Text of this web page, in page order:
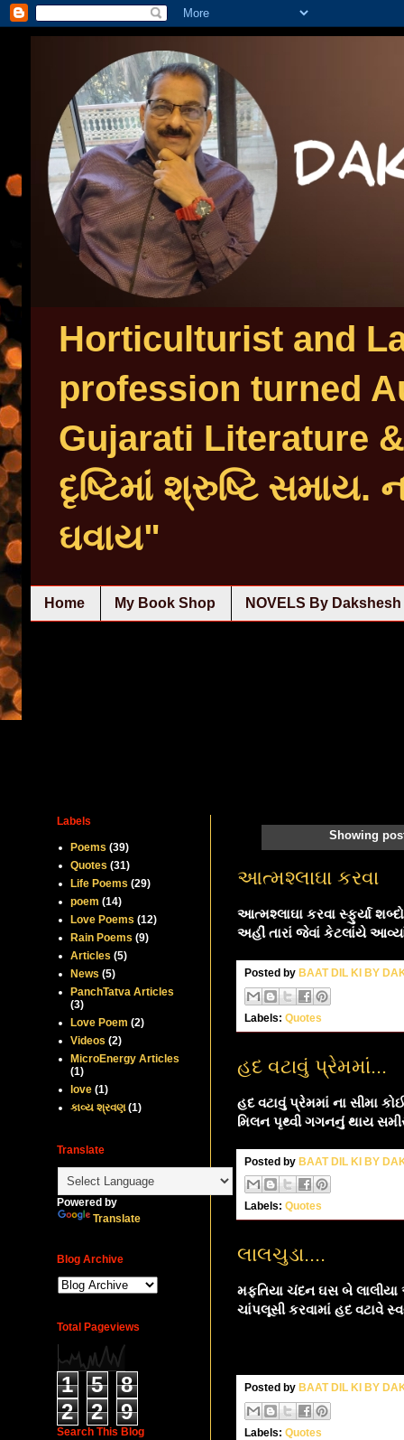
Horticulturist and
profession turned
Gujarati Literature
દૃષ્ટિમાં શ્રુષ્ટિ
ઘવાય"
Home My Book Shop NOVELS By
Showing
આત્મશ્લાઘા કરવા
આત્મશ્લાઘા કરવા સ્ફુર્યા
અહીં તારાં જેવાં કેટલાંયે
Posted by BAAT DIL KI BY
Labels:Quotes
હદ વટાવું પ્રેમમાં...
હદ વટાવું પ્રેમમાં ના સીમા
મિલન પૃથ્વી ગગનનું થાય
Posted byBAAT DIL KI BY
Labels:Quotes
લાલચુડા....
મફતિયા ચંદન ઘસ બે લાલીયા
ચાંપલૂસી કરવામાં હદ વટાવે
Posted by BAAT DIL KI BY
Labels:Quotes
Labels
Poems (39)
Quotes (31)
Life Poems (29)
poem (14)
Love Poems (12)
Rain Poems (9)
Articles (5)
News (5)
PanchTatva Articles
(3)
Love Poem (2)
Videos (2)
MicroEnergy Articles
(1)
love (1)
કાવ્ય શ્રવણ (1)
Translate
Powered by
Translate
Blog Archive
Total Pageviews
1 5
8
2
2 9
Search This Blog